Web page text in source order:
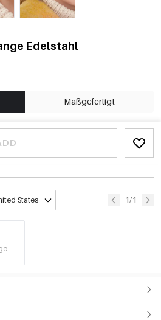
Edelstahl
Maßgefertigt
States 1/1